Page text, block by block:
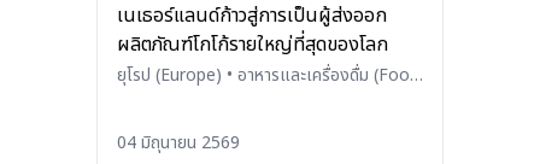
เนเธอร์แลนด์ก้าวสู่การเป็นผู้ส่งออก
ผลิตภัณฑ์โกโก้รายใหญ่ที่สุดของโลก
ยุโรป (Europe) • อาหารและเครื่องดื่ม (Food
04 มิถุนายน 2569